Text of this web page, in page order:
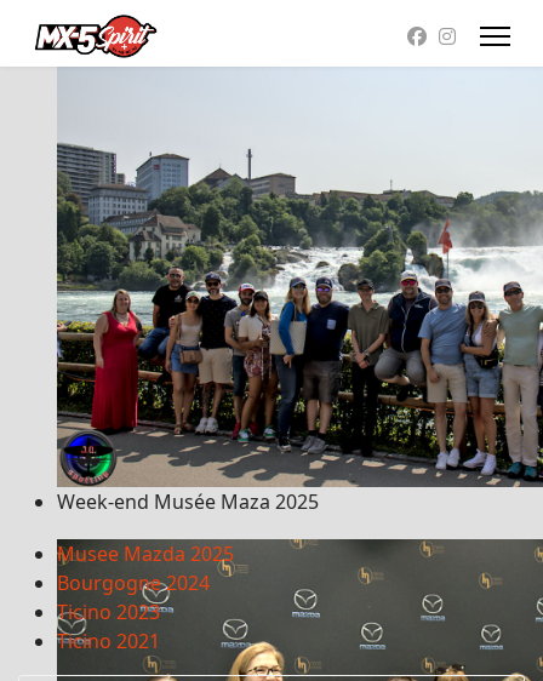
Week-end Musée Maza 2025
Musee Mazda 2025
Bourgogne 2024
Ticino 2023
Ticino 2021